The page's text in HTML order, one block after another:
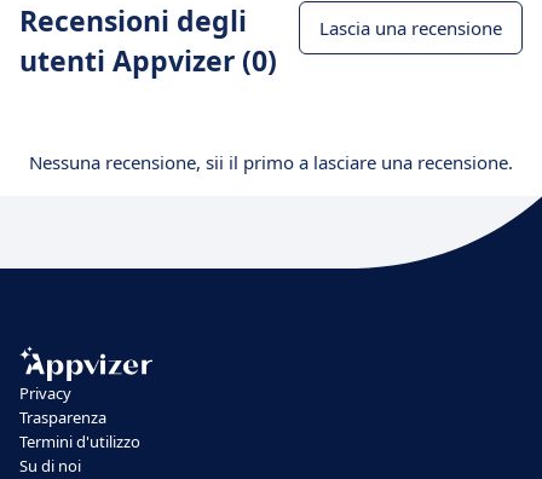
Recensioni degli
utenti Appvizer (0)
Lascia una recensione
Nessuna recensione, sii il primo a lasciare una recensione.
Privacy
Trasparenza
Termini d'utilizzo
Su di noi